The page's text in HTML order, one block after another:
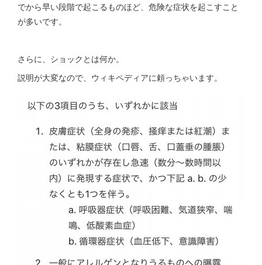
でから早い段階で起こるものほど、危険な症状を起こすこと
が多いです。
さらに、ショックとは何か。
説明が大変なので、ウィキペディアに頼っちゃいます。